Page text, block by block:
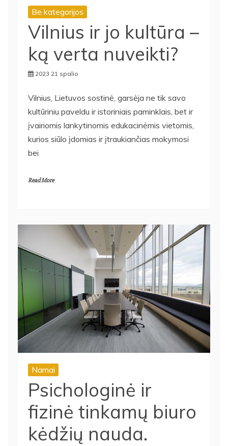
Be kategorijos
Vilnius ir jo kultūra –
ką verta nuveikti?
2023 21 spalio
Vilnius, Lietuvos sostinė, garsėja ne tik savo
kultūriniu paveldu ir istoriniais paminklais, bet ir
įvairiomis lankytinomis edukacinėmis vietomis,
kurios siūlo įdomias ir įtraukiančias mokymosi
bei
Read More
Namai
Psichologinė ir
fizinė tinkamų biuro
kėdžių nauda.